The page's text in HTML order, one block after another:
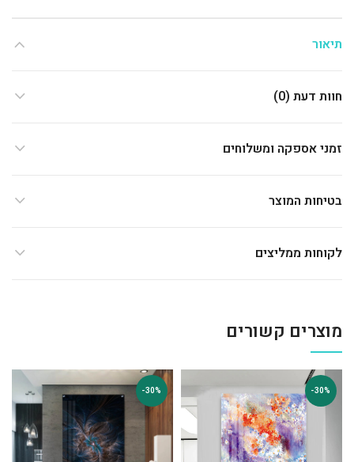
תיאור
חוות דעת (0)
זמני אספקה ומשלוחים
בטיחות המוצר
לקוחות ממליצים
מוצרים קשורים
-30%
-30%